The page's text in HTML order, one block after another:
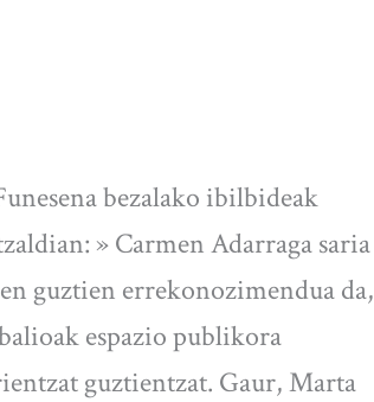
bezalako ibilbideak
» Carmen Adarraga saria
guztien errekonozimendua da,
espazio publikora
guztientzat. Gaur, Marta